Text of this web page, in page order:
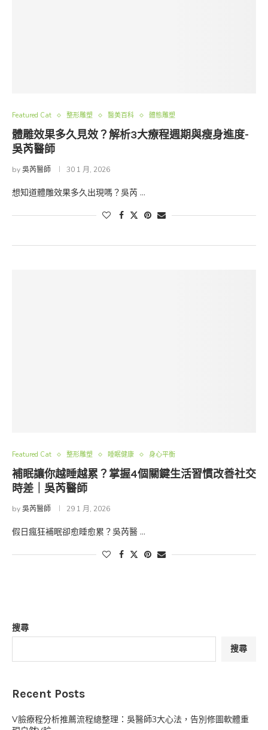
Featured Cat 整形雕塑 醫美百科 體態雕塑
體雕效果多久見效？解析3大療程週期與瘦身進度-
吳芮醫師
by吳芮醫師 30 1 月, 2026
想知道體雕效果多久出現嗎？吳芮 …
Featured Cat 整形雕塑 睡眠健康 身心平衡
補眠讓你越睡越累？掌握4個關鍵生活習慣改善社交
時差｜吳芮醫師
by吳芮醫師 29 1 月, 2026
假日瘋狂補眠卻愈睡愈累？吳芮醫 …
搜尋
搜尋
Recent Posts
V臉療程分析推薦流程總整理：吳醫師3大心法，告別修圖軟體重